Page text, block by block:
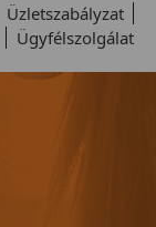
Üzletszabályzat
Ügyfélszolgálat